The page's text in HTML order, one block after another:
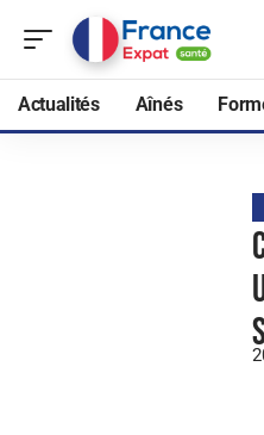
Actualités Aînés